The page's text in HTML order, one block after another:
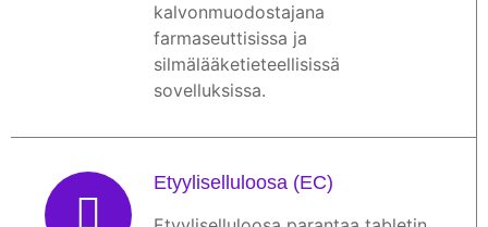
kalvonmuodostajana
farmaseuttisissa ja
silmälääketieteellisissä
sovelluksissa.
Etyyliselluloosa (EC)